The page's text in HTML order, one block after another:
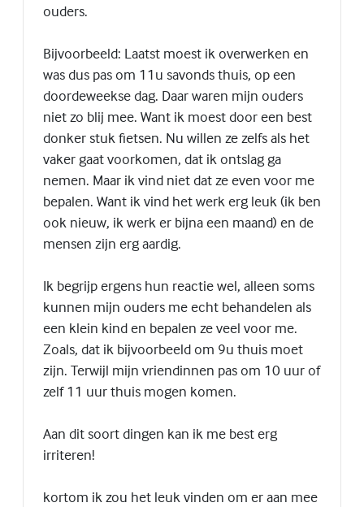
ouders.
Bijvoorbeeld: Laatst moest ik overwerken en
was dus pas om 11u savonds thuis, op een
doordeweekse dag. Daar waren mijn ouders
niet zo blij mee. Want ik moest door een best
donker stuk fietsen. Nu willen ze zelfs als het
vaker gaat voorkomen, dat ik ontslag ga
nemen. Maar ik vind niet dat ze even voor me
bepalen. Want ik vind het werk erg leuk (ik ben
ook nieuw, ik werk er bijna een maand) en de
mensen zijn erg aardig.
Ik begrijp ergens hun reactie wel, alleen soms
kunnen mijn ouders me echt behandelen als
een klein kind en bepalen ze veel voor me.
Zoals, dat ik bijvoorbeeld om 9u thuis moet
zijn. Terwijl mijn vriendinnen pas om 10 uur of
zelf 11 uur thuis mogen komen.
Aan dit soort dingen kan ik me best erg
irriteren!
kortom ik zou het leuk vinden om er aan mee